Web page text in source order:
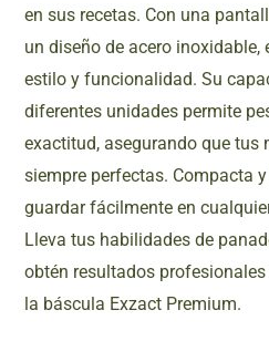
en sus recetas. Con una
un diseño de acero
estilo y funcionalidad. Su
diferentes unidades permite
exactitud, asegurando que tus
siempre perfectas. Compacta
guardar fácilmente en
Lleva tus habilidades de
obtén resultados
la báscula Exzact Premium.